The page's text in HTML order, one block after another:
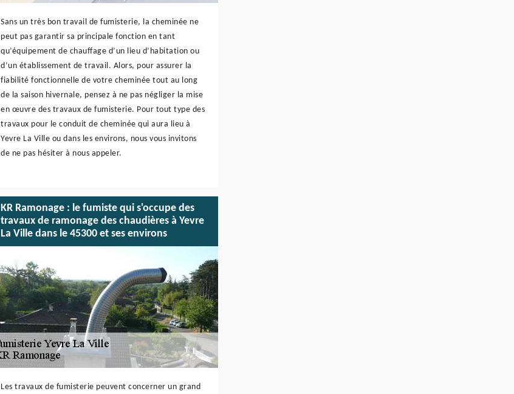
Sans un très bon travail de fumisterie, la cheminée ne
peut pas garantir sa principale fonction en tant
qu’équipement de chauffage d’un lieu d’habitation ou
d’un établissement de travail. Alors, pour assurer la
fiabilité fonctionnelle de votre cheminée tout au long
de la saison hivernale, pensez à ne pas négliger la mise
en œuvre des travaux de fumisterie. Pour tout type des
travaux pour le conduit de cheminée qui aura lieu à
Yevre La Ville ou dans les environs, nous vous invitons
de ne pas hésiter à nous appeler.
KR Ramonage : le fumiste qui s'occupe des
travaux de ramonage des chaudières à Yevre
La Ville dans le 45300 et ses environs
Les travaux de fumisterie peuvent concerner un grand